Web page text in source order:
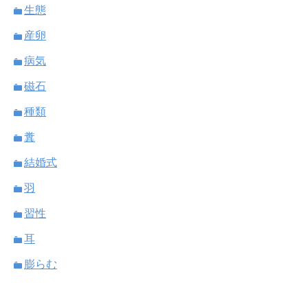
生態
産卵
病気
磁石
種類
糞
結婚式
羽
習性
耳
膨らむ